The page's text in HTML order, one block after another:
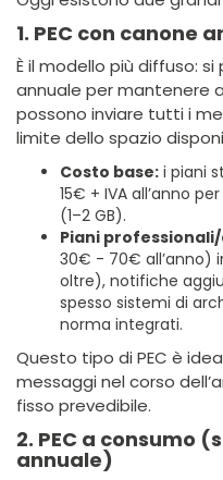
1. PEC con canone
È il modello più diffuso:
annuale per mantenere
possono inviare tutti i
limite dello spazio
Costo base: i piani
15€ + IVA all’anno
(1–2 GB).
Piani
30€ - 70€ all’anno)
oltre), notifiche
spesso sistemi di
norma integrati.
Questo tipo di PEC è
messaggi nel corso
fisso prevedibile.
2. PEC a consumo
annuale)